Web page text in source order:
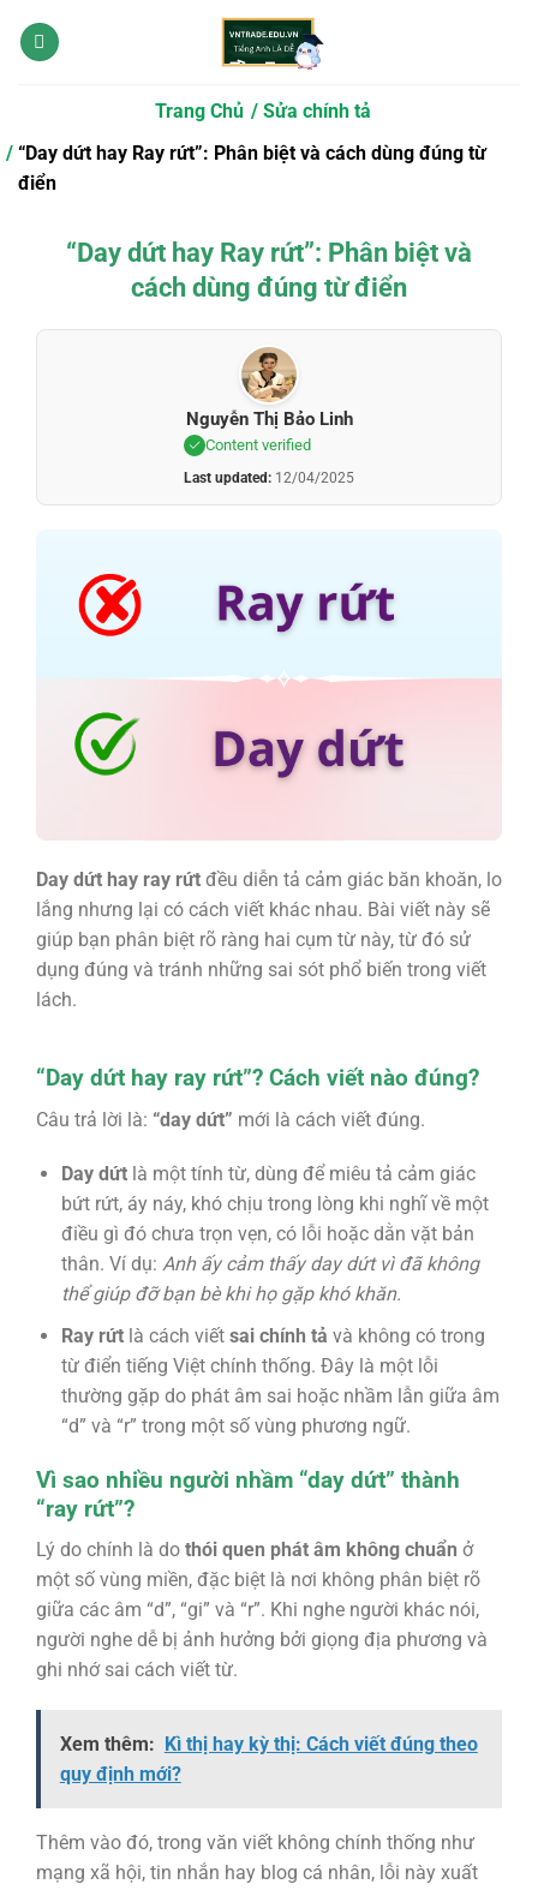
qua
Trang Chủ
Sửa chính tả
“Day dứt hay Ray rứt”: Phân biệt và cách dùng đúng từ
điển
“Day dứt hay Ray rứt”: Phân biệt và
cách dùng đúng từ điển
Nguyễn Thị Bảo Linh
Content verified
Last updated: 12/04/2025
Day dứt hay ray rứtđều diễn tả cảm giác băn khoăn, lo
lắng nhưng lại có cách viết khác nhau. Bài viết này sẽ
giúp bạn phân biệt rõ ràng hai cụm từ này, từ đó sử
dụng đúng và tránh những sai sót phổ biến trong viết
lách.
“Day dứt hay ray rứt”? Cách viết nào đúng?
Câu trả lời là: “day dứt” mới là cách viết đúng.
Day dứtlà một tính từ, dùng để miêu tả cảm giác
bứt rứt, áy náy, khó chịu trong lòng khi nghĩ về một
điều gì đó chưa trọn vẹn, có lỗi hoặc dằn vặt bản
thân. Ví dụ: Anh ấy cảm thấy day dứt vì đã không
thể giúp đỡ bạn bè khi họ gặp khó khăn.
Ray rứtlà cách viết sai chính tả và không có trong
từ điển tiếng Việt chính thống. Đây là một lỗi
thường gặp do phát âm sai hoặc nhầm lẫn giữa âm
“d” và “r” trong một số vùng phương ngữ.
Vì sao nhiều người nhầm “day dứt” thành
“ray rứt”?
Lý do chính là do thói quen phát âm không chuẩn ở
một số vùng miền, đặc biệt là nơi không phân biệt rõ
giữa các âm “d”, “gi” và “r”. Khi nghe người khác nói,
người nghe dễ bị ảnh hưởng bởi giọng địa phương và
ghi nhớ sai cách viết từ.
Xem thêm: Kì thị hay kỳ thị: Cách viết đúng theo
quy định mới?
Thêm vào đó, trong văn viết không chính thống như
mạng xã hội, tin nhắn hay blog cá nhân, lỗi này xuất